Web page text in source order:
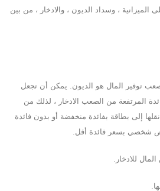
الميزانية ، وسداد الديون ، والادخار ، من بين
توفير المال هو الديون. يمكن أن تجعل
المرتفعة من الصعب الادخار ، لذلك من
إلى بطاقة بفائدة منخفضة أو بدون فائدة
شخصي بسعر فائدة أقل.
للادخار.